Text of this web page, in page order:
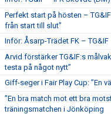
Perfekt start på hösten –
från start till slut”
Inför: Åsarp-Trädet FK – TG&IF
Arvid förstärker TG&IF:s
testa på något nytt”
Giff-seger i Fair Play Cup: ”En
”En bra match mot ett bra
träningsmatchen i Jönköping